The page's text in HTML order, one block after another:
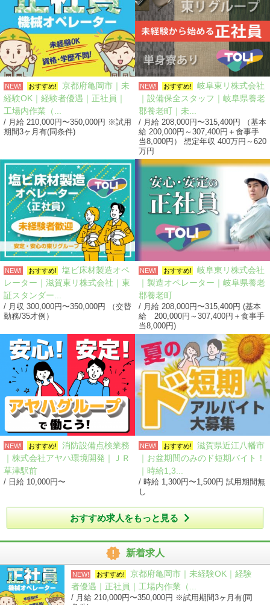
NEW! おすすめ!
京都府亀岡市｜未
経験OK｜経験者優遇｜正社員｜
工場内作業（...
/ 月給 210,000円〜350,000円 ※試用
期間3ヶ月有(同条件)
NEW! おすすめ!
岐阜東リ株式会社
｜設備保全スタッフ｜岐阜県養老
郡養老町｜未...
/ 月給 208,000円〜315,400円 （基本
給 200,000円～307,400円＋食事手
当8,000円） 想定年収 400万円～620
万円
NEW! おすすめ!
塩ビ床材製造オペ
レーター｜滋賀東リ株式会社｜東
証スタンダー...
/ 月収 300,000円〜350,000円 （交替
勤務/35才例）
NEW! おすすめ!
岐阜東リ株式会社
｜製造オペレーター｜岐阜県養老
郡養老町
/ 月給 208,000円〜315,400円 (基本
給 200,000円～307,400円＋食事手
当8,000円)
NEW! おすすめ!
消防設備点検業務
｜株式会社アヤハ環境開発｜ＪＲ
草津駅前
/ 日給 10,000円〜
NEW! おすすめ!
滋賀県近江八幡市
｜お盆期間のみのド短期バイト！
｜時給1,3...
/ 時給 1,300円〜1,500円 試用期間無
し
おすすめ求人をもっと見る
 新着求人
NEW! おすすめ!
京都府亀岡市｜未経験OK｜経験
者優遇｜正社員｜工場内作業（...
/ 月給 210,000円〜350,000円 ※試用期間3ヶ月有(同